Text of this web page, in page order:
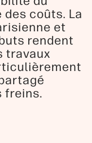
coûts. La
et
rendent
travaux
freins.